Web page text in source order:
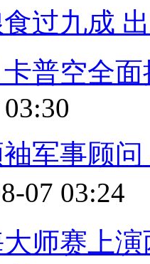
过九成
普空全
军事顾
07 03:24
师赛上